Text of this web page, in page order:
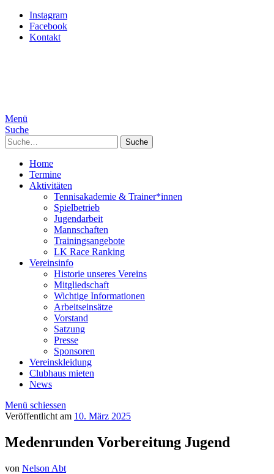
Instagram
Facebook
Kontakt
Menü
Suche
Suche
Home
Termine
Aktivitäten
Tennisakademie & Trainer*innen
Spielbetrieb
Jugendarbeit
Mannschaften
Trainingsangebote
LK Race Ranking
Vereinsinfo
Historie unseres Vereins
Mitgliedschaft
Wichtige Informationen
Arbeitseinsätze
Vorstand
Satzung
Presse
Sponsoren
Vereinskleidung
Clubhaus mieten
News
Menü schiessen
Veröffentlicht am 10. März 2025
Medenrunden Vorbereitung Jugend
von Nelson Abt